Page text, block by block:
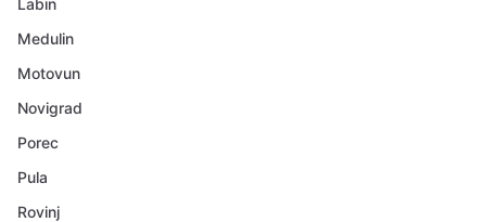
Labin
Medulin
Motovun
Novigrad
Porec
Pula
Rovinj